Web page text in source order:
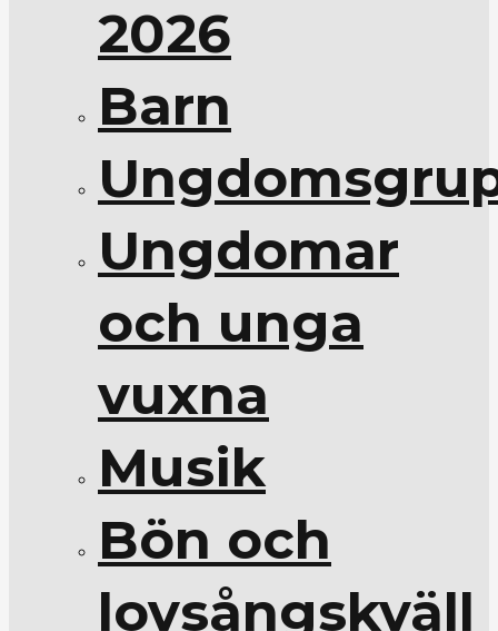
2026
Barn
Ungdomar
och unga
vuxna
Musik
Bön och
lovsångskväll